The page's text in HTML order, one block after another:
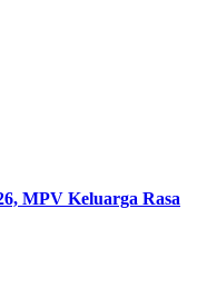
MPV Keluarga Rasa